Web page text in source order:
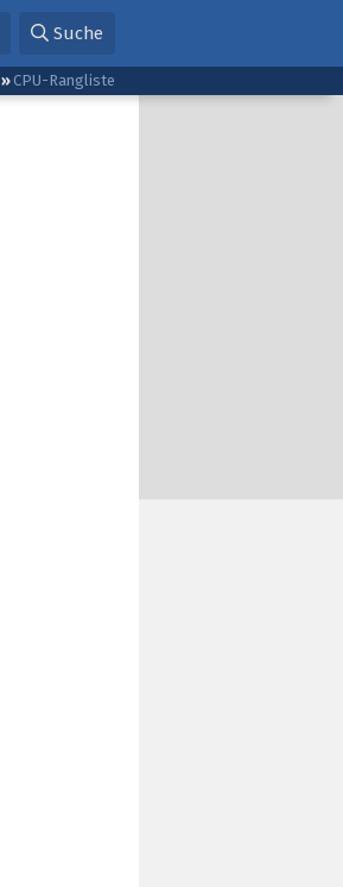
Suche
CPU-Rangliste